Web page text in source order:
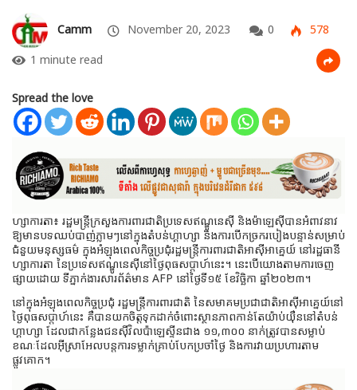
Camm November 20, 2023 0
578
1 minute read
Spread the love
ហ្សាការតា៖ រដ្ឋមន្រ្តីក្រសួងការពារជាតិប្រទេសឥណ្ឌូនេស៊ី និងម៉ាឡេស៊ីបានអំពាវនាវ
ឱ្យមានបទឈប់បាញ់ភ្លាមៗនៅក្នុងតំបន់ហ្គាហ្សា និងការបើកច្រករបៀងបន្ទាន់សម្រាប់
ជំនួយមនុស្សធម៌ ក្នុងអំឡុងពេលកិច្ចប្រជុំរដ្ឋមន្ត្រីការពារជាតិអាស៊ីអាគ្នេយ៍ នៅរដ្ឋធានី
ហ្សាការតា នៃប្រទេសឥណ្ឌូនេស៊ីនៅថ្ងៃពុធសប្តាហ៍នេះ។ នេះបើយោងតាមការចេញ
ផ្សាយដោយ ទីភ្នាក់ងារសារព័ត៌មាន AFP នៅថ្ងៃទី១៥ ខែវិច្ឆិកា​ ឆ្នាំ២០២៣។
នៅក្នុងអំឡុងពេលកិច្ចប្រជុំ រដ្ឋមន្ត្រីការពារជាតិ នៃសមាគមប្រជាជាតិអាស៊ីអាគ្នេយ៍នៅ
ថ្ងៃពុធសប្តាហ៍នេះ គឺបានយកចិត្តទុកដាក់ចំពោះស្ថានភាពកាន់តែយ៉ាប់យ៉ឺននៅតំបន់
ហ្គាហ្សា ដែលជាកន្លែងជនស៊ីវិលប៉ាឡេស្ទីនជាង ១១,៣០០ នាក់ត្រូវបានសម្លាប់
ខណៈដែលអ៊ីស្រាអែលបន្តការទម្លាក់គ្រាប់បែកប្រចាំថ្ងៃ និងការវាយប្រហារតាម
ផ្លូវគោក។